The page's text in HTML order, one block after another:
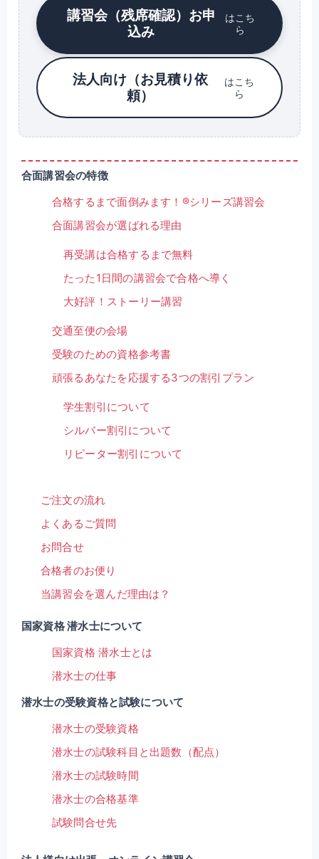
講習会（残席確認）お申
込み
はこち
ら
法人向け（お見積り依
頼）
はこち
ら
合面講習会の特徴
合格するまで面倒みます！®シリーズ講習会
合面講習会が選ばれる理由
再受講は合格するまで無料
たった1日間の講習会で合格へ導く
大好評！ストーリー講習
交通至便の会場
受験のための資格参考書
頑張るあなたを応援する3つの割引プラン
学生割引について
シルバー割引について
リピーター割引について
ご注文の流れ
よくあるご質問
お問合せ
合格者のお便り
当講習会を選んだ理由は？
国家資格 潜水士について
国家資格 潜水士とは
潜水士の仕事
潜水士の受験資格と試験について
潜水士の受験資格
潜水士の試験科目と出題数（配点）
潜水士の試験時間
潜水士の合格基準
試験問合せ先